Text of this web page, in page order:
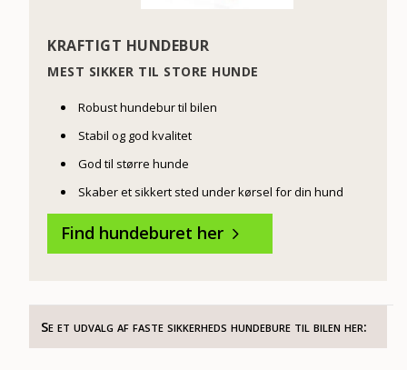
KRAFTIGT HUNDEBUR
MEST SIKKER TIL STORE HUNDE
Robust hundebur til bilen
Stabil og god kvalitet
God til større hunde
Skaber et sikkert sted under kørsel for din hund
Find hundeburet her 5
Se et udvalg af faste sikkerheds hundebure til bilen her: